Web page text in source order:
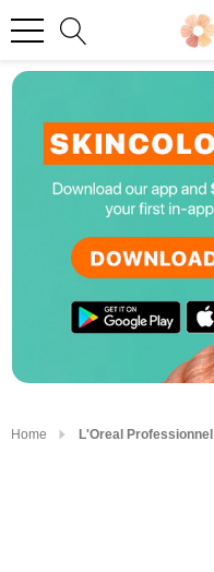
Home L'Oreal Professionnel